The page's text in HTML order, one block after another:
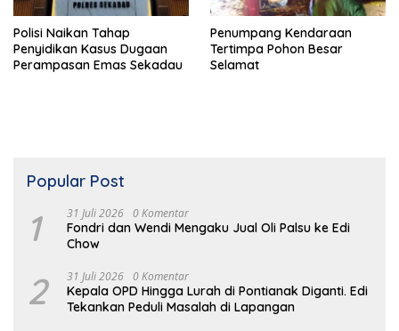
Polisi Naikan Tahap
Penyidikan Kasus Dugaan
Perampasan Emas Sekadau
Penumpang Kendaraan
Tertimpa Pohon Besar
Selamat
Popular Post
1 31 Juli 2026 0 Komentar
Fondri dan Wendi Mengaku Jual Oli Palsu ke Edi
Chow
2 31 Juli 2026 0 Komentar
Kepala OPD Hingga Lurah di Pontianak Diganti. Edi
Tekankan Peduli Masalah di Lapangan